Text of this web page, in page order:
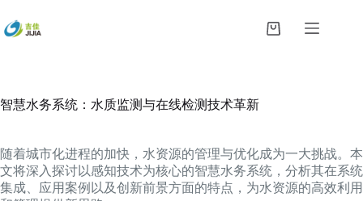
过
内
购
智慧水务系统：水质监测与在线检测技术革新
随着城市化进程的加快，水资源的管理与优化成为一大挑战。本
文将深入探讨以感知技术为核心的智慧水务系统，分析其在系统
集成、应用案例以及创新前景方面的特点，为水资源的高效利用